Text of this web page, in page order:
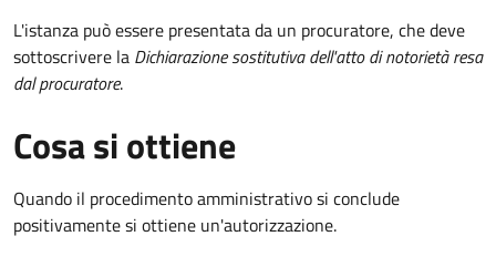
L'istanza può essere presentata da un procuratore, che deve
sottoscrivere la Dichiarazione sostitutiva dell'atto di notorietà resa
dal procuratore.
Cosa si ottiene
Quando il procedimento amministrativo si conclude
positivamente si ottiene un'autorizzazione.